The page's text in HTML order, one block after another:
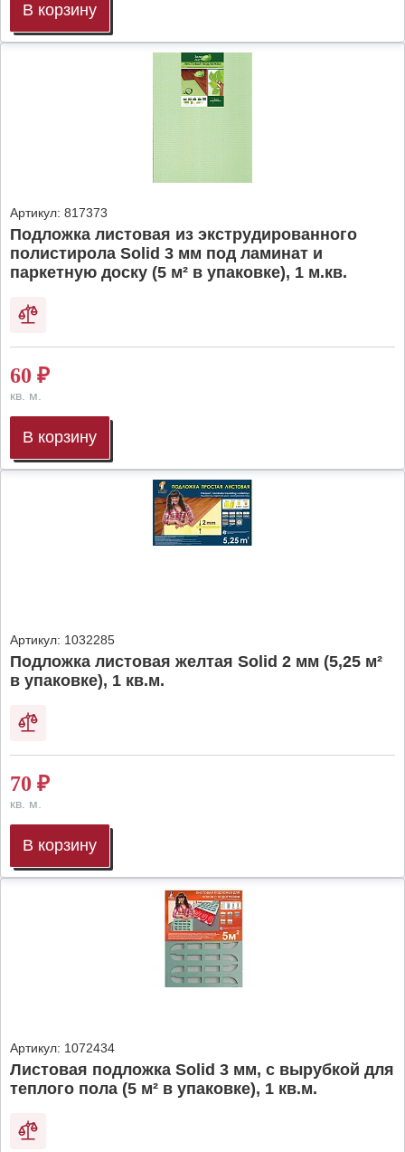
В корзину
Артикул: 817373
Подложка листовая из экструдированного
полистирола Solid 3 мм под ламинат и
паркетную доску (5 м² в упаковке), 1 м.кв.
60 ₽
кв. м.
В корзину
Артикул: 1032285
Подложка листовая желтая Solid 2 мм (5,25 м²
в упаковке), 1 кв.м.
70 ₽
кв. м.
В корзину
Артикул: 1072434
Листовая подложка Solid 3 мм, с вырубкой для
теплого пола (5 м² в упаковке), 1 кв.м.